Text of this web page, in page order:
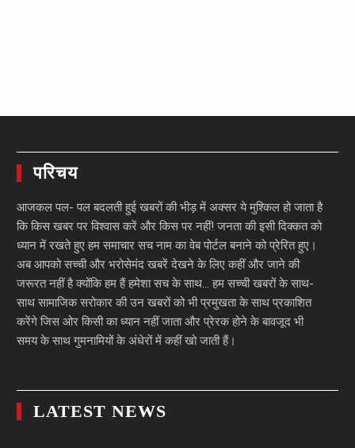
परिचय
आजकल पल- पल बदलती हुई खबरों की भीड़ में अक्सर ये मुश्किल हो जाता है
कि किस खबर पर विश्वास करें और किस पर नहीं! जनता की इसी दिक्कत को
ध्यान में रखते हुए हम समाचार सच नाम का वेब पोर्टल बनाने को प्रेरित हुए।
अब आपको सच्ची और भरोसेमंद खबरें देखने के लिए कहीं और जाने की
जरूरत नहीं है क्योंकि हम हैं हमेशा सच के साथ… हम सच्ची खबरों के साथ-
साथ सामाजिक सरोकार की उन खबरों को भी प्रमुखता के साथ प्रकाशित
करेंगे जिस ओर किसी का ध्यान नहीं जाता और प्रेरक होने के बावजूद भी
समय के साथ गुमनामियों के अंधेरों में कहीं खो जाती हैं।
LATEST NEWS